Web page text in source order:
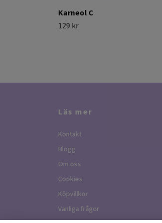
Karneol C
129 kr
Läs mer
Kontakt
Blogg
Om oss
Cookies
Köpvillkor
Vanliga frågor